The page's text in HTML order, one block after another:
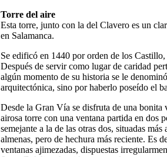
Torre del aire
Esta torre, junto con la del Clavero es un
en Salamanca.
Se edificó en 1440 por orden de los
Después de servir como lugar de caridad
algún momento de su historia se le
arquitectónica, sino por haberlo poseído el
Desde la Gran Vía se disfruta de una bonita
airosa torre con una ventana partida en dos
semejante a la de las otras dos, situadas
almenas, pero de hechura más reciente. Es
ventanas ajimezadas, dispuestas